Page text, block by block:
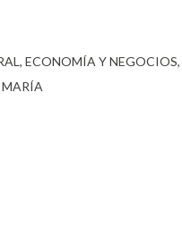
ECONOMÍA Y NEGOCIOS
MARÍA